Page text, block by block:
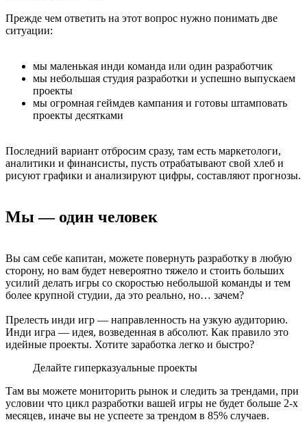
Прежде чем ответить на этот вопрос нужно понимать две
ситуации:
мы маленькая инди команда или один разработчик
мы небольшая студия разработки и успешно выпускаем
проекты
мы огромная геймдев кампания и готовы штамповать
проекты десятками
Последний вариант отбросим сразу, там есть маркетологи,
аналитики и финансисты, пусть отрабатывают свой хлеб и
рисуют графики и анализируют цифры, составляют прогнозы.
Мы — один человек
Вы сам себе капитан, можете повернуть разработку в любую
сторону, но вам будет невероятно тяжело и стоить больших
усилий делать игры со скоростью небольшой команды и тем
более крупной студии, да это реально, но… зачем?
Прелесть инди игр — направленность на узкую аудиторию.
Инди игра — идея, возведенная в абсолют. Как правило это
идейные проекты. Хотите заработка легко и быстро?
Делайте гиперказуальные проекты
Там вы можете мониторить рынок и следить за трендами, при
условии что цикл разработки вашей игры не будет больше 2-х
месяцев, иначе вы не успеете за трендом в 85% случаев.